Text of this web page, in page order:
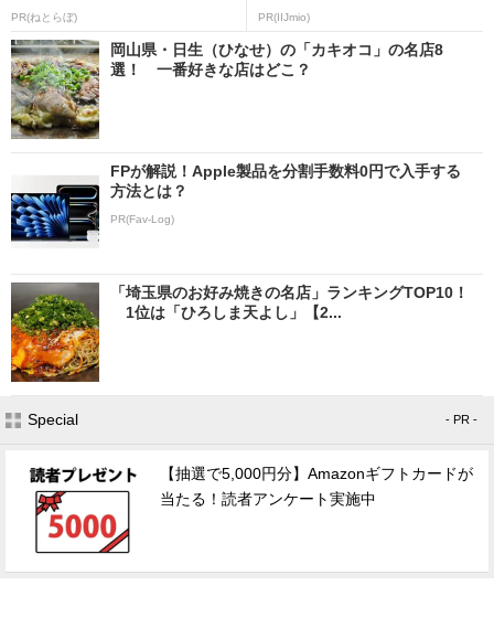
PR(ねとらぼ) PR(IIJmio)
岡山県・日生（ひなせ）の「カキオコ」の名店8
選！ 一番好きな店はどこ？
FPが解説！Apple製品を分割手数料0円で入手する
方法とは？
PR(Fav-Log)
「埼玉県のお好み焼きの名店」ランキングTOP10！
1位は「ひろしま天よし」【2...
Special - PR -
【抽選で5,000円分】Amazonギフトカードが
当たる！読者アンケート実施中